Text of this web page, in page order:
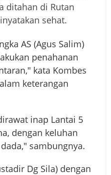
ditahan di Rutan
sehat.
AS (Agus Salim)
penahanan
kata Kombes
keterangan
inap Lantai 5
dengan keluhan
sambungnya.
Dg Sila) dengan